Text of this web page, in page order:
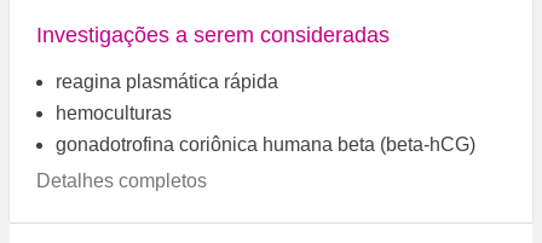
Investigações a serem consideradas
reagina plasmática rápida
hemoculturas
gonadotrofina coriônica humana beta (beta-hCG)
Detalhes completos